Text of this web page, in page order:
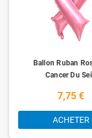
Ballon Ruban
Cancer Du
7,75 €
ACHETER